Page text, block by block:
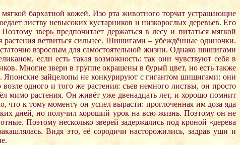
бархатной кожей. Изо рта животного торчат устрашающие
листву невысоких кустарников и низкорослых деревьев. Его
зверь предпочитает держаться в лесу и питаться мягкой
ветвиться сильнее. Шишигами – убеждённые одиночки.
взрослым для самостоятельной жизни. Однако шишигами
если есть такая возможность: так они чувствуют себя в
Многие звери в группе окрашены в бурый цвет, но есть также
Японские зайцелопы не конкурируют с гигантом шишигами: они
одного и того же растения: съев немного листвы, он просто
мимо растения. Он живёт уже двенадцать лет, и хорошо помнит
что к тому моменту он успел вырасти: проглоченная им доза яда
дней, но получил хороший урок на всю жизнь. Поэтому он не
Поэтому несколько зверей задержались под кроной «дерева
Видя это, её сородичи насторожились, задрав уши и